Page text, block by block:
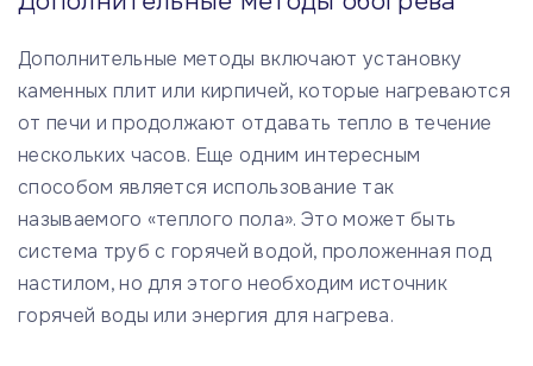
Дополнительные методы включают установку
каменных плит или кирпичей, которые нагреваются
от печи и продолжают отдавать тепло в течение
нескольких часов. Еще одним интересным
способом является использование так
называемого «теплого пола». Это может быть
система труб с горячей водой, проложенная под
настилом, но для этого необходим источник
горячей воды или энергия для нагрева.